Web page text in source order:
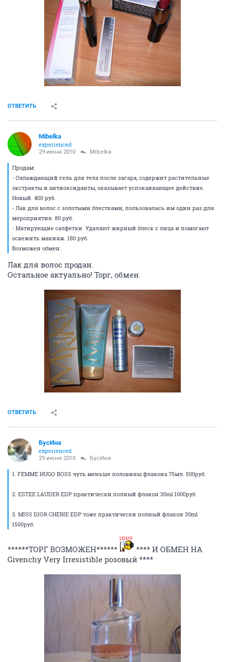
ОТВЕТИТЬ
Mibelka
experienced
29 июня 2010 Mibelka
Продам:
- Охлаждающий гель для тела после загара, содержит растительные
экстракты и антиоксиданты, оказывает успокаивающее действие.
Новый. 400 руб.
- Лак для волос с золотыми блестками, пользовалась им один раз для
мероприятия. 80 руб.
- Матирующие салфетки. Удаляют жирный блеск с лица и помогают
освежить макияж. 180 руб.
Возможен обмен.
Лак для волос продан.
Остальное актуально! Торг, обмен.
ОТВЕТИТЬ
БусИна
experienced
29 июня 2010 БусИна
1. FEMME HUGO BOSS чуть меньше половины флакона 75мл. 500руб.
2. ESTEE LAUDER EDP практически полный флакон 30ml 1000руб.
3. MISS DIOR CHERIE EDP тоже практически полный флакон 30ml
1500руб.
******ТОРГ ВОЗМОЖЕН******
**** И ОБМЕН НА
Givenchy Very Irresistible розовый ****